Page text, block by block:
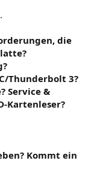
die
Thunderbolt 3?
Service &
Kartenleser?
Kommt ein